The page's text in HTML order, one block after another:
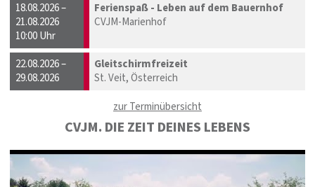
18.08.2026 –
21.08.2026
10:00 Uhr
Ferienspaß - Leben auf dem Bauernhof
CVJM-Marienhof
22.08.2026 –
29.08.2026
Gleitschirmfreizeit
St. Veit, Österreich
zur Terminübersicht
CVJM. DIE ZEIT DEINES LEBENS